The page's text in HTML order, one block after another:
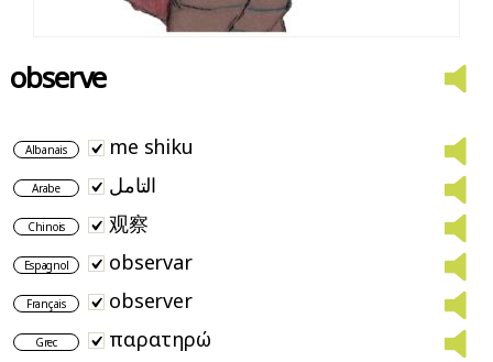
observe
Albanais me shiku
Arabe التامل
Chinois 观察
Espagnol observar
Français observer
Grec παρατηρώ